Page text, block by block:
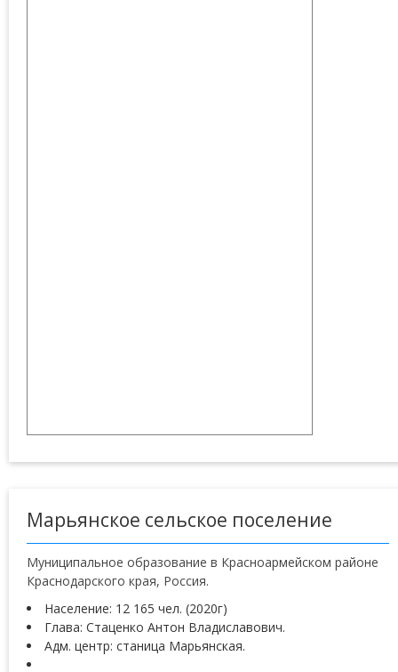
Марьянское сельское поселение
Муниципальное образование в Красноармейском районе
Краснодарского края, Россия.
Население: 12 165 чел. (2020г)
Глава: Стаценко Антон Владиславович.
Адм. центр: станица Марьянская.